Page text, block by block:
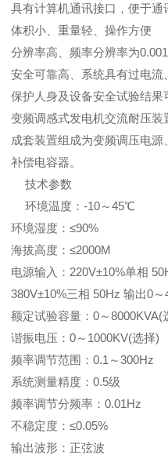
具有计算机通讯接口，便于通
体积小、重量轻、操作方便
分辨率高、频率分辨率为
安全可靠高、系统具有过电
保护人身及设备安全试验结
变频调感式发电机交流耐压装
成套装置组成为变频调压电
补偿电容器。
技术参数
环境温度：-10～45℃
环境湿度：≤90%
海拔高度：≤2000M
电源输入：220V±10%单相
380V±10%三相 50Hz 输出0～
额定试验容量：0～8000KVA(
谐振电压：0～1000KV(选择)
频率调节范围：0.1～300Hz
系统测量精度：0.5级
频率调节分频率：0.01Hz
不稳定度：≤0.05%
输出波形：正弦波